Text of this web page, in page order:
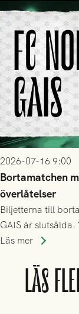
2026-07-16 9:00
Bortamatchen
överlåtelser
Biljetterna till
GAIS är
ännu inte har
Läs mer
LÄS